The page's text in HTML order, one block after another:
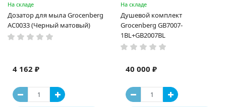
На складе
Дозатор для мыла Grocenberg
AC0033 (Черный матовый)
4 162 ₽
На складе
Душевой комплект
Grocenberg GB7007-
1BL+GB2007BL
40 000 ₽